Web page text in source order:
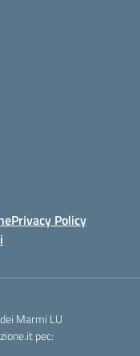
Privacy Policy
Marmi LU
pec: